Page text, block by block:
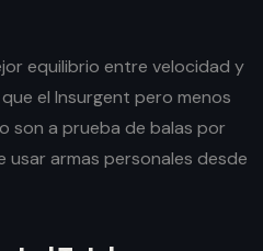
equilibrio entre velocidad y
el Insurgent pero menos
son a prueba de balas por
armas personales desde